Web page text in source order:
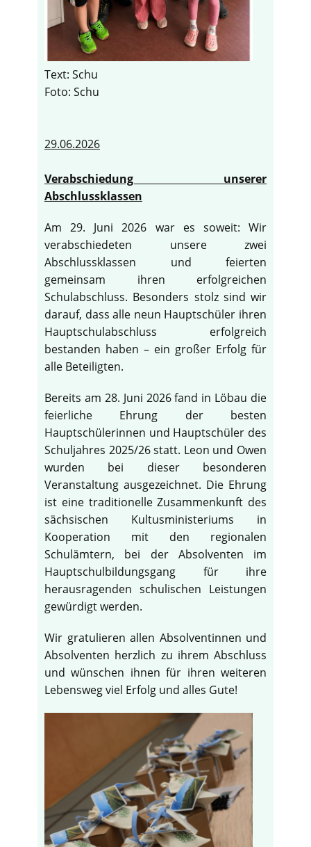
Text: Schu
Foto: Schu
29.06.2026
Verabschiedung unserer
Abschlussklassen
Am 29. Juni 2026 war es soweit: Wir
verabschiedeten unsere zwei
Abschlussklassen und feierten
gemeinsam ihren erfolgreichen
Schulabschluss. Besonders stolz sind wir
darauf, dass alle neun Hauptschüler ihren
Hauptschulabschluss erfolgreich
bestanden haben – ein großer Erfolg für
alle Beteiligten.
Bereits am 28. Juni 2026 fand in Löbau die
feierliche Ehrung der besten
Hauptschülerinnen und Hauptschüler des
Schuljahres 2025/26 statt. Leon und Owen
wurden bei dieser besonderen
Veranstaltung ausgezeichnet. Die Ehrung
ist eine traditionelle Zusammenkunft des
sächsischen Kultusministeriums in
Kooperation mit den regionalen
Schulämtern, bei der Absolventen im
Hauptschulbildungsgang für ihre
herausragenden schulischen Leistungen
gewürdigt werden.
Wir gratulieren allen Absolventinnen und
Absolventen herzlich zu ihrem Abschluss
und wünschen ihnen für ihren weiteren
Lebensweg viel Erfolg und alles Gute!